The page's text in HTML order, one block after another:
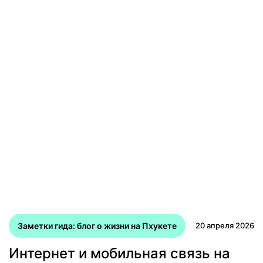
Заметки гида: блог о жизни на Пхукете 20 апреля 2026
Интернет и мобильная связь на